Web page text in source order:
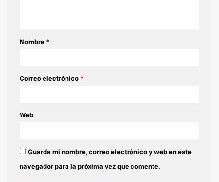
r
Nombre *
Correo electrónico *
Web
Guarda mi nombre, correo electrónico y web en este
navegador para la próxima vez que comente.